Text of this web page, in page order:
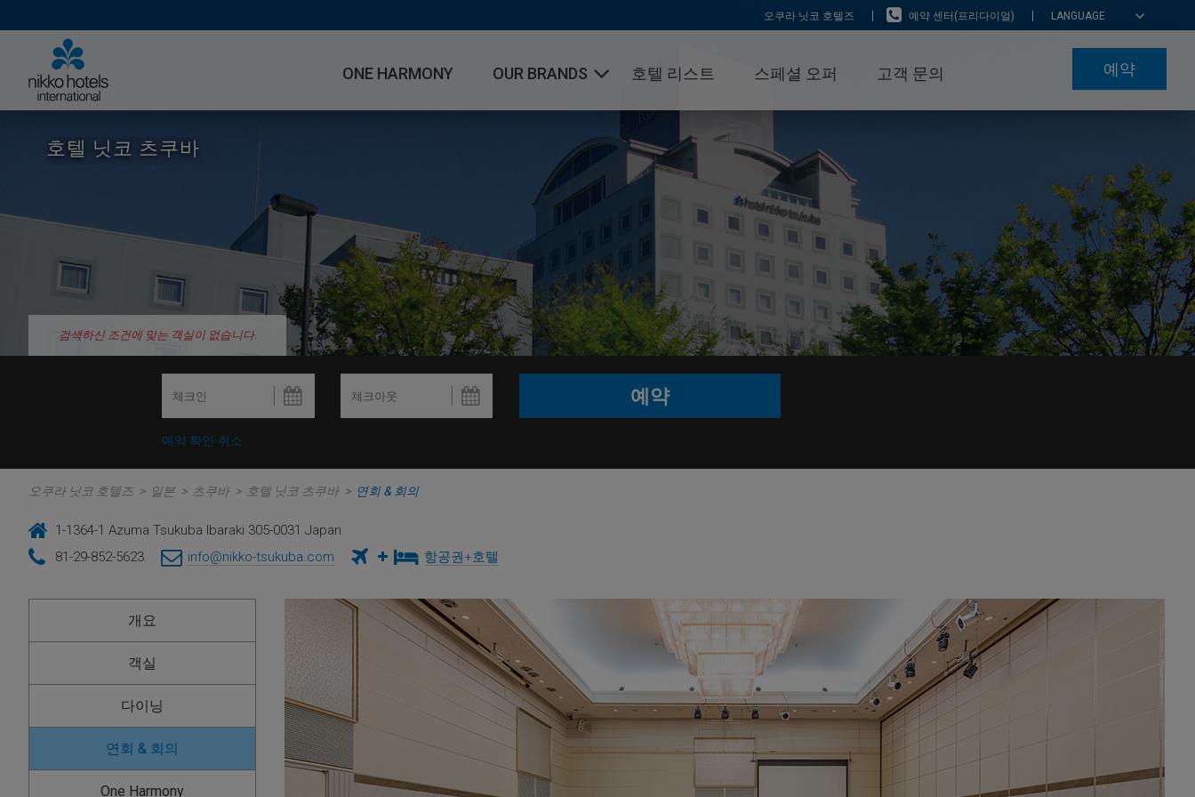
LANGUAGE
예약 센터(프리다이얼)
오쿠라 닛코 호텔즈
예약
ONE HARMONY OUR BRANDS 호텔 리스트 스페셜 오퍼 고객 문의
호텔 닛코 츠쿠바
검색하신 조건에 맞는 객실이 없습니다.
예약 확인·취소
오쿠라 닛코 호텔즈 > 일본 > 츠쿠바 > 호텔 닛코 츠쿠바 > 연회 & 회의
1-1364-1 Azuma Tsukuba Ibaraki 305-0031 Japan
81-29-852-5623
info@nikko-tsukuba.com 항공권+호텔
개요
객실
다이닝
연회 & 회의
One Harmony